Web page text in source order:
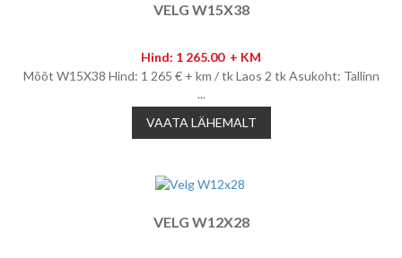
VELG W15X38
Hind: 1 265.00 + KM
Mõõt W15X38 Hind: 1 265 € + km / tk Laos 2 tk Asukoht: Tallinn
...
VAATA LÄHEMALT
VELG W12X28